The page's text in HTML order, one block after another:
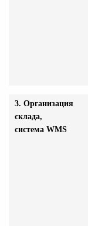
3. Организация
склада,
система WMS